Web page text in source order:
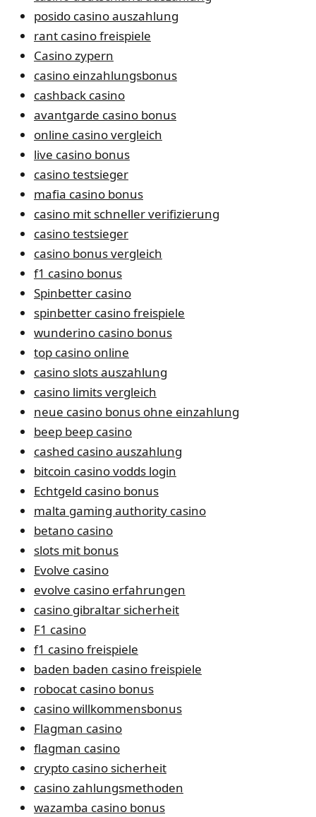
posido casino auszahlung
rant casino freispiele
Casino zypern
casino einzahlungsbonus
cashback casino
avantgarde casino bonus
online casino vergleich
live casino bonus
casino testsieger
mafia casino bonus
casino mit schneller verifizierung
casino testsieger
casino bonus vergleich
f1 casino bonus
Spinbetter casino
spinbetter casino freispiele
wunderino casino bonus
top casino online
casino slots auszahlung
casino limits vergleich
neue casino bonus ohne einzahlung
beep beep casino
cashed casino auszahlung
bitcoin casino vodds login
Echtgeld casino bonus
malta gaming authority casino
betano casino
slots mit bonus
Evolve casino
evolve casino erfahrungen
casino gibraltar sicherheit
F1 casino
f1 casino freispiele
baden baden casino freispiele
robocat casino bonus
casino willkommensbonus
Flagman casino
flagman casino
crypto casino sicherheit
casino zahlungsmethoden
wazamba casino bonus